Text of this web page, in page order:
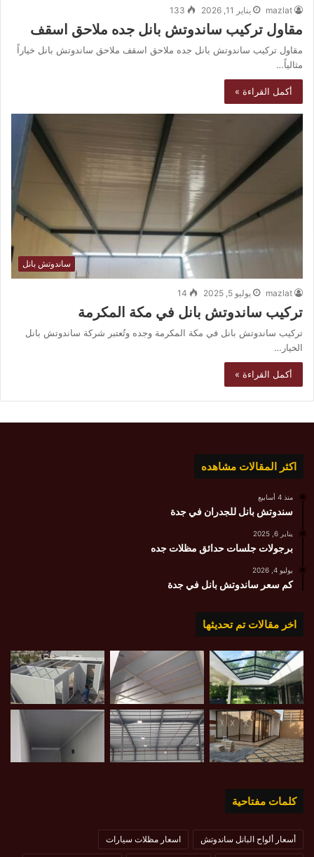
mazlat يناير 11, 2026 133
مقاول تركيب ساندوتش بانل جده ملاحق اسقف
مقاول تركيب ساندوتش بانل جده ملاحق اسقف ملاحق ساندوتش بانل خياراً
مثالياً…
أكمل القراءة »
ساندوتش بانل
mazlat يوليو 5, 2025 14
تركيب ساندوتش بانل في مكة المكرمة
تركيب ساندوتش بانل في مكة المكرمة وجده وتُعتبر شركة ساندوتش بانل
الخيار…
أكمل القراءة »
اكثر المقالات مشاهده
منذ 4 أسابيع
سندوتش بانل للجدران في جدة
يناير 6, 2025
برجولات جلسات حدائق مظلات جده
يوليو 4, 2026
كم سعر ساندوتش بانل في جدة
اخر مقالات تم تحديثها
كلمات مفتاحية
أسعار ألواح البانل ساندوتش اسعار مظلات سيارات